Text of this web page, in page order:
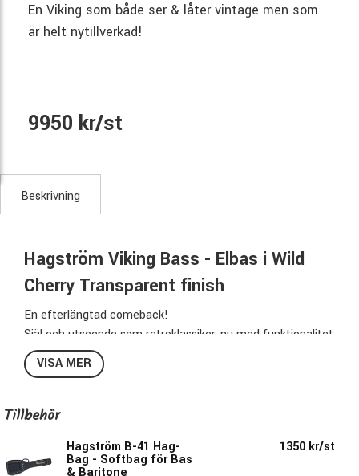
En Viking som både ser & låter vintage men som
är helt nytillverkad!
9950 kr/st
Beskrivning
Hagström Viking Bass - Elbas i Wild
Cherry Transparent finish
En efterlängtad comeback!
Själ och utseende som retroklassiker, nu med funktionalitet
även för den moderna bassisten.
Viking-basen har en semi hollow-kropp i lönn med välvd
& en makalös sustain.
smidig, stabil & lättspelad.
En urläcker bas med som både låter & ser vintage ut men
VISA MER
Tillbehör
Hagström B-41 Hag-
Bag - Softbag för Bas
& Baritone
1350 kr/st